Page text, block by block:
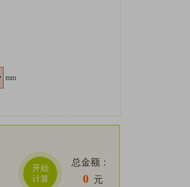
mm
开始
计算
总金额：
0 元